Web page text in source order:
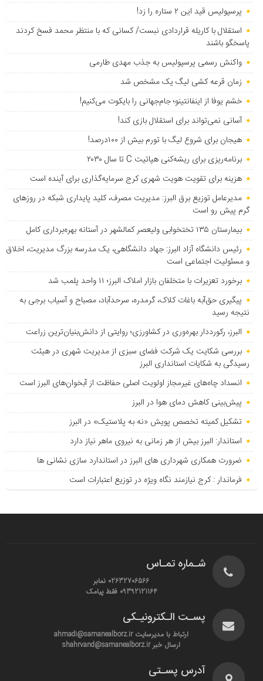
پرسپولیس قید این ۲ ستاره را زد!
استقلال با کاریله قراردادی نبست/ کسانی که با منتظر محمد فسخ کردند
پاسخگو باشند
واکنش رسمی پرسپولیس به جذب مهدی طارمی
زمان قرعه کشی لیگ یک مشخص شد
خشم یوفا از اینفانتینو؛ جام‌جهانی را بایکوت می‌کنیم!
آسانی نمی‌تواند برای استقلال بازی کند!
هیجان برای شروع لیگ با تورم بیش از ۱۰۰درصد!
برنامه‌ریزی برای ریشه‌کنی هپاتیت C تا سال ۲۰۳۰
هزینه برای تقویت هویت شهری کرج سرمایه‌گذاری برای آینده است
مدیرعامل توزیع برق البرز: مدیریت مصرف، کلید پایداری شبکه در روزهای
گرم پیش رو است
بیمارستان ۱۳۵ تختخوابی ولیعصر کمالشهر در آستانه بهره‌برداری کامل
رئیس دانشگاه آزاد البرز: جهاد دانشگاهی، یک مدرسه بزرگ مدیریت، اخلاق
و مسئولیت اجتماعی است
برخورد تعزیرات با متخلفان بازار املاک البرز؛ ۱۱ واحد پلمب شد
پیگیری حق‌آبه باغات کلاک، گرمدره، سرحدآباد، مصباح و آسیاب برجی به
نتیجه رسید
البرز، رکورددار بهره‌وری در کشاورزی؛ روایتی از دانش‌بنیان‌ترین زراعت
بررسی شکایت یک شرکت فضای سبزی از مدیریت شهری در هیئت
رسیدگی به شکایات استانداری البرز
انسداد چاه‌های غیرمجاز اولویت اصلی حفاظت از آبخوان‌های البرز است
پیش‌بینی کاهش دمای هوا در البرز
تشکیل کمیته تخصص پویش «نه به پلاستیک» در البرز
استاندار: البرز بیش از هر زمانی به نیروی ماهر نیاز دارد
ضرورت همکاری شهرداری های البرز در استاندارد سازی نشانی ها
فرماندار : کرج نیازمند نگاه ویژه در توزیع اعتبارات است
شـماره تمـاس
02632706566 نمابر
09392121164 فقط پیامک
پسـت الـکترونیـکی
ارتباط با مدیرسایت ahmadi@samanealborz.ir
ارسال خبر shahrvand@samanealborz.ir
آدرس پسـتی